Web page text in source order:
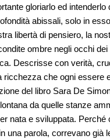
gloriarlo ed
abissali, solo in
libertà di pensiero, la
ombre negli occhi
Descrisse con verità,
che ogni essere
del libro Sara De
da quelle stanze
nata e sviluppata.
una parola, correvano